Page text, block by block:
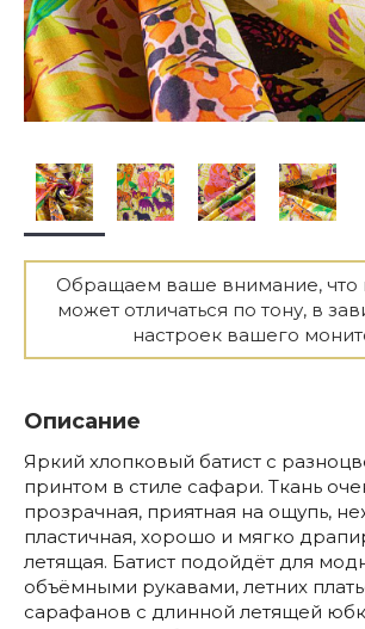
Обращаем ваше внимание, что
может отличаться по тону, в
настроек вашего
Описание
Яркий хлопковый батист с
принтом в стиле сафари. Ткань
прозрачная, приятная на ощупь,
пластичная, хорошо и мягко
летящая. Батист подойдёт для
объёмными рукавами, летних
сарафанов с длинной летящей